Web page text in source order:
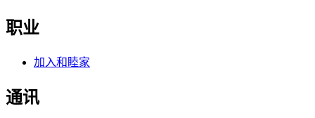
职业
加入和睦家
通讯